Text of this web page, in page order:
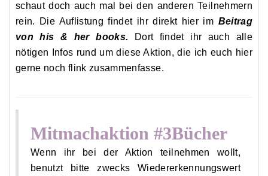
schaut doch auch mal bei den anderen Teilnehmern
rein. Die Auflistung findet ihr direkt hier im Beitrag
von his & her books. Dort findet ihr auch alle
nötigen Infos rund um diese Aktion, die ich euch hier
gerne noch flink zusammenfasse.
Mitmachaktion #3Bücher
Wenn ihr bei der Aktion teilnehmen wollt,
benutzt bitte zwecks Wiedererkennungswert